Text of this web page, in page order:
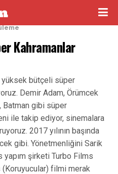
Kahramanlar
yüksek bütçeli süper
Demir Adam, Örümcek
Batman gibi süper
ile takip ediyor, sinemalara
2017 yılının başında
gibi. Yönetmenliğini Sarik
yapım şirketi Turbo Films
(Koruyucular) filmi merak